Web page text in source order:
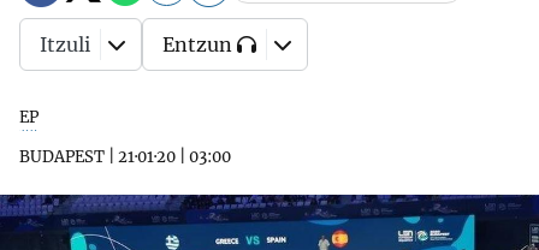
EP
BUDAPEST
21·01·20 03:00
Itzuli Entzun